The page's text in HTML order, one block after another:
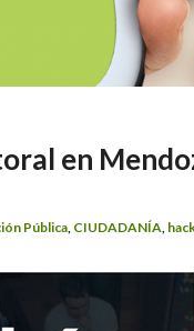
en
Pública, CIUDADANÍA,